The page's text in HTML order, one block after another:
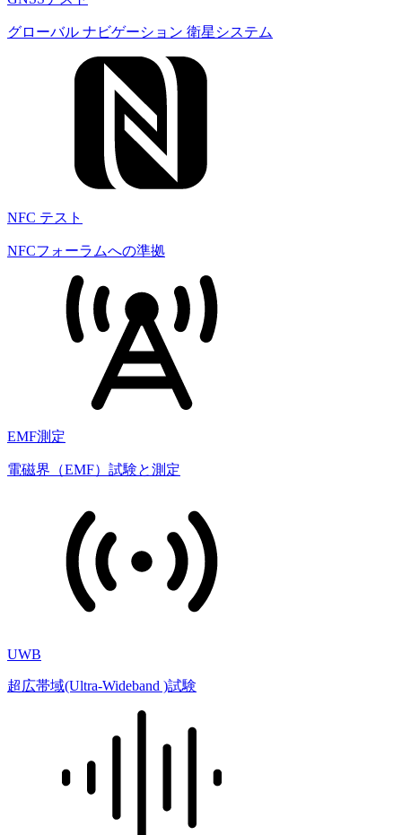
グローバル ナビゲーション 衛星システム
NFC テスト
NFCフォーラムへの準拠
EMF測定
電磁界（EMF）試験と測定
UWB
超広帯域(Ultra-Wideband )試験